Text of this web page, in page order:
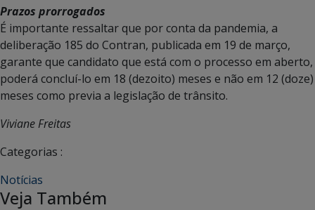
Prazos prorrogados
É importante ressaltar que por conta da pandemia, a
deliberação 185 do Contran, publicada em 19 de março,
garante que candidato que está com o processo em aberto,
poderá concluí-lo em 18 (dezoito) meses e não em 12 (doze)
meses como previa a legislação de trânsito.
Viviane Freitas
Categorias :
Notícias
Veja Também